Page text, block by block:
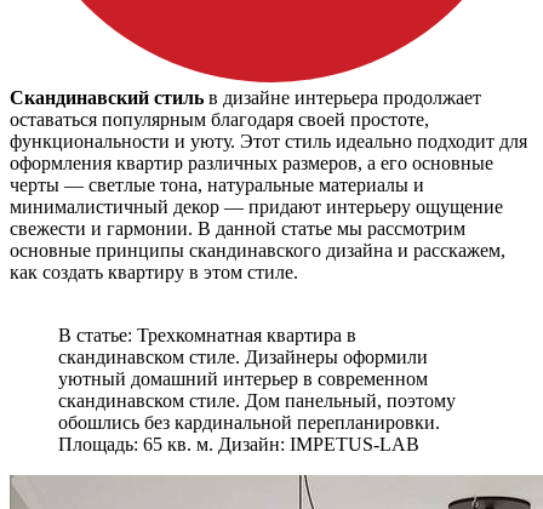
Скандинавский стиль в дизайне интерьера продолжает
оставаться популярным благодаря своей простоте,
функциональности и уюту. Этот стиль идеально подходит для
оформления квартир различных размеров, а его основные
черты — светлые тона, натуральные материалы и
минималистичный декор — придают интерьеру ощущение
свежести и гармонии. В данной статье мы рассмотрим
основные принципы скандинавского дизайна и расскажем,
как создать квартиру в этом стиле.
В статье: Трехкомнатная квартира в
скандинавском стиле. Дизайнеры оформили
уютный домашний интерьер в современном
скандинавском стиле. Дом панельный, поэтому
обошлись без кардинальной перепланировки.
Площадь: 65 кв. м. Дизайн: IMPETUS-LAB